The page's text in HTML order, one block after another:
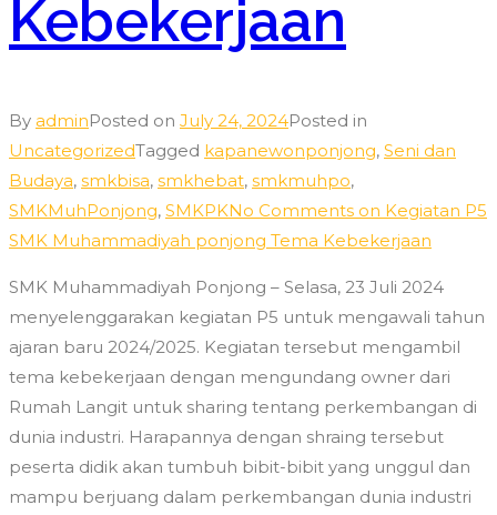
Kebekerjaan
By adminPosted on July 24, 2024Posted in
UncategorizedTagged kapanewonponjong, Seni dan
Budaya, smkbisa, smkhebat, smkmuhpo,
SMKMuhPonjong, SMKPKNo Comments on Kegiatan P5
SMK Muhammadiyah ponjong Tema Kebekerjaan
SMK Muhammadiyah Ponjong – Selasa, 23 Juli 2024
menyelenggarakan kegiatan P5 untuk mengawali tahun
ajaran baru 2024/2025. Kegiatan tersebut mengambil
tema kebekerjaan dengan mengundang owner dari
Rumah Langit untuk sharing tentang perkembangan di
dunia industri. Harapannya dengan shraing tersebut
peserta didik akan tumbuh bibit-bibit yang unggul dan
mampu berjuang dalam perkembangan dunia industri